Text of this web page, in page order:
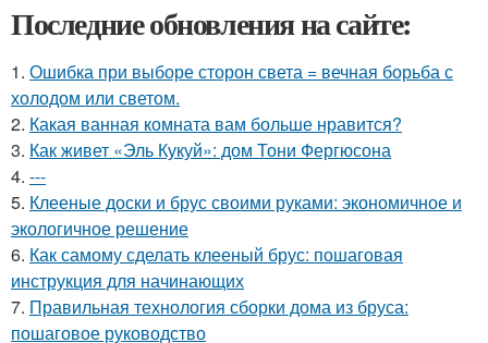
Последние обновления на сайте:
1. Ошибка при выборе сторон света = вечная борьба с
холодом или светом.
2. Какая ванная комната вам больше нравится?
3. Как живет «Эль Кукуй»: дом Тони Фергюсона
4. ---
5. Клееные доски и брус своими руками: экономичное и
экологичное решение
6. Как самому сделать клееный брус: пошаговая
инструкция для начинающих
7. Правильная технология сборки дома из бруса:
пошаговое руководство